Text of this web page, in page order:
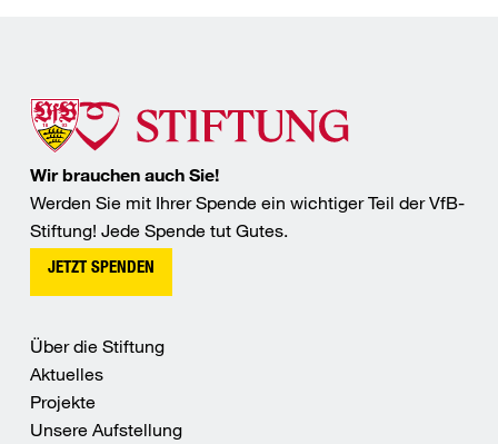
Wir brauchen auch Sie!
Werden Sie mit Ihrer Spende ein wichtiger Teil der VfB-
Stiftung! Jede Spende tut Gutes.
JETZT SPENDEN
Über die Stiftung
Aktuelles
Projekte
Unsere Aufstellung